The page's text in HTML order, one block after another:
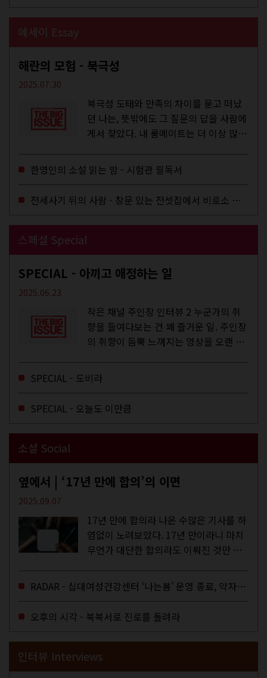
에세이 Essay
해란의 모험 - 북극성
2025.07.30
북극성 도태와 만족의 차이를 묻고 떠났
던 나는, 뜻밖에도 그 질문의 답을 사람에
게서 찾았다. 내 룸메이트는 더 이상 많은
한영인의 소설 읽는 밤 - 시험관 필독서
전세사기 뒤의 사람 - 창문 있는 전셋집에서 비로소 겨울 이불을 샀다
스페셜 Special
SPECIAL - 아끼고 애정하는 일
2025.06.23
작은 채널 주인장 인터뷰 2 누군가의 취
향을 들여다보는 건 꽤 즐거운 일. 주인장
의 취향이 듬뿍 느껴지는 영상을 오랜 시
에 스며드는 경험을 하기도 한다. 좀처럼
듣지 않던 장르의 노래를...
SPECIAL - 도비라
SPECIAL - 오늘도 이만큼
소셜 Social
옆에서 | ‘17년 만에 합의’의 이면
2025.09.07
17년 만에 합의라 나온 수많은 기사를 하
염없이 노려보았다. 17년 만이라니 마치
무언가 대단한 합의라도 이뤄진 것만 같
을 결정하는 심의기구인 최저임금위원회
에 대한 소식을 전하는 기사였는데,...
RADAR - 십대여성건강센터 ‘나는봄’ 운영 종료, 약자로부터 멀어지는 도시
오후의 시각 - 북북서로 진로를 돌려라
인터뷰 Interviews